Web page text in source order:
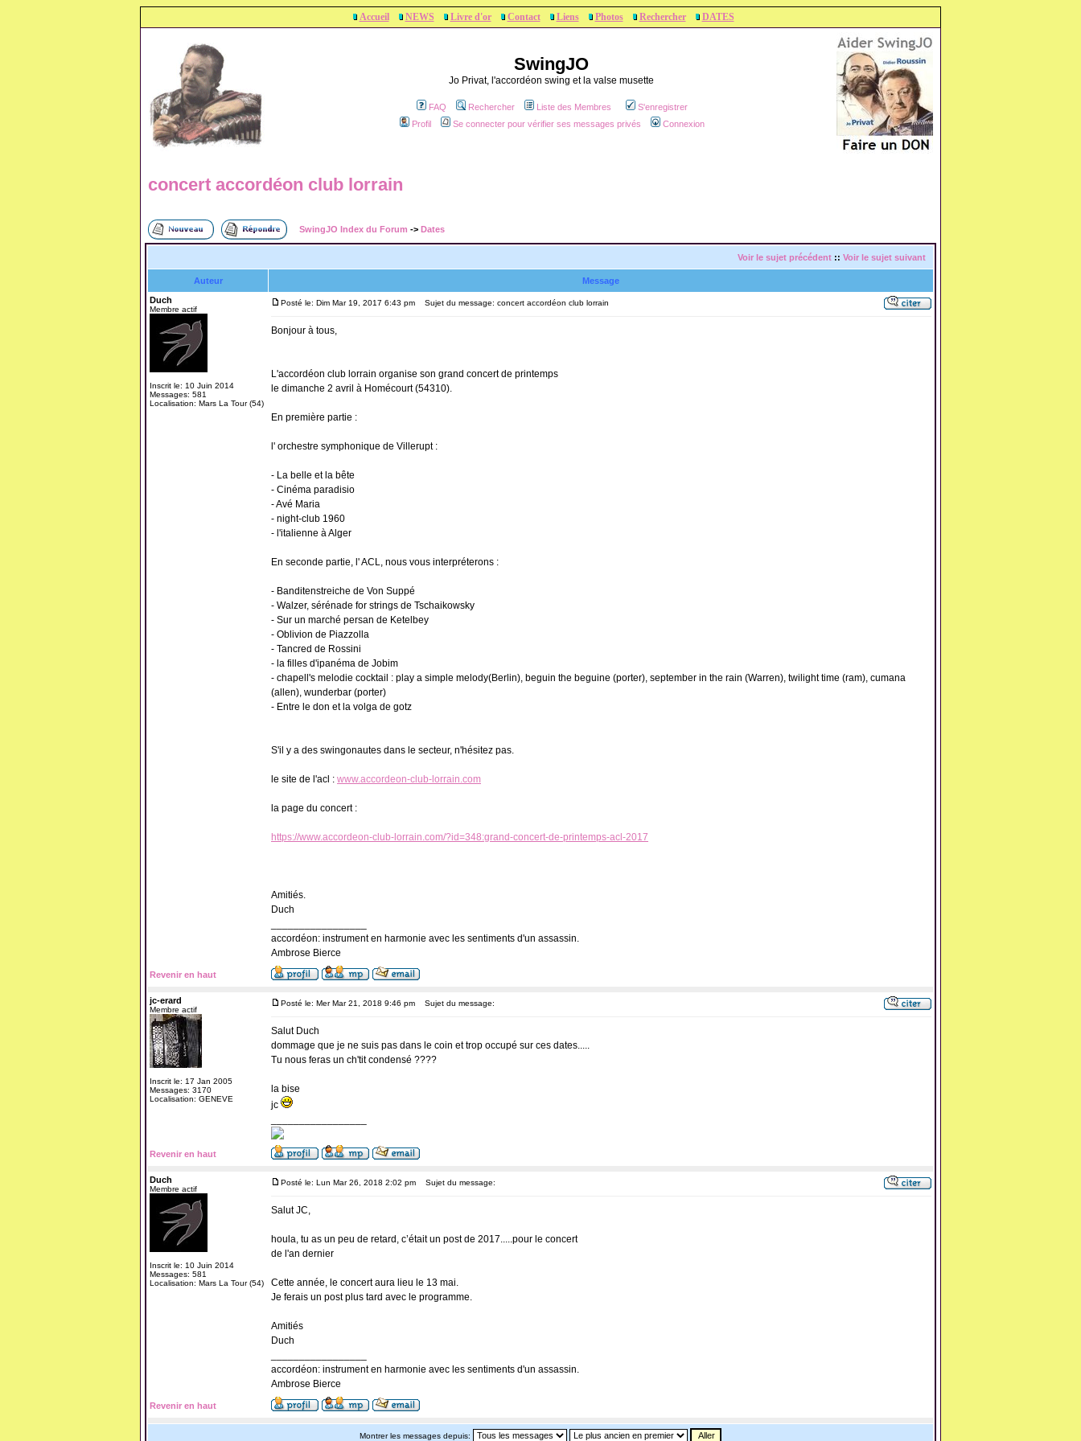
Accueil NEWS Livre d'or Contact Liens Photos Rechercher DATES
SwingJO
Jo Privat, l'accordéon swing et la valse musette
FAQ Rechercher Liste des Membres
S'enregistrer
Profil
Se connecter pour vérifier ses messages privés Connexion
concert accordéon club lorrain
SwingJO Index du Forum -> Dates
Voir le sujet précédent :: Voir le sujet suivant
Auteur
Message
Duch
Membre actif
Inscrit le: 10 Juin 2014
Messages: 581
Localisation: Mars La Tour (54)
Posté le: Dim Mar 19, 2017 6:43 pm Sujet du message: concert accordéon club lorrain
Bonjour à tous,
L'accordéon club lorrain organise son grand concert de printemps
le dimanche 2 avril à Homécourt (54310).
En première partie :
l' orchestre symphonique de Villerupt :
- La belle et la bête
- Cinéma paradisio
- Avé Maria
- night-club 1960
- l'italienne à Alger
En seconde partie, l' ACL, nous vous interpréterons :
- Banditenstreiche de Von Suppé
- Walzer, sérénade for strings de Tschaikowsky
- Sur un marché persan de Ketelbey
- Oblivion de Piazzolla
- Tancred de Rossini
- la filles d'ipanéma de Jobim
- chapell's melodie cocktail : play a simple melody(Berlin), beguin the beguine (porter), september in the rain (Warren), twilight time (ram), cumana
(allen), wunderbar (porter)
- Entre le don et la volga de gotz
S'il y a des swingonautes dans le secteur, n'hésitez pas.
le site de l'acl : www.accordeon-club-lorrain.com
la page du concert :
https://www.accordeon-club-lorrain.com/?id=348:grand-concert-de-printemps-acl-2017
Amitiés.
Duch
accordéon: instrument en harmonie avec les sentiments d'un assassin.
Ambrose Bierce
Revenir en haut
jc-erard
Membre actif
Inscrit le: 17 Jan 2005
Messages: 3170
Localisation: GENEVE
Posté le: Mer Mar 21, 2018 9:46 pm Sujet du message:
Salut Duch
dommage que je ne suis pas dans le coin et trop occupé sur ces dates.....
Tu nous feras un ch'tit condensé ????
la bise
jc
Revenir en haut
Duch
Membre actif
Inscrit le: 10 Juin 2014
Messages: 581
Localisation: Mars La Tour (54)
Posté le: Lun Mar 26, 2018 2:02 pm Sujet du message:
Salut JC,
houla, tu as un peu de retard, c’était un post de 2017.....pour le concert
de l'an dernier
Cette année, le concert aura lieu le 13 mai.
Je ferais un post plus tard avec le programme.
Amitiés
Duch
accordéon: instrument en harmonie avec les sentiments d'un assassin.
Ambrose Bierce
Revenir en haut
Montrer les messages depuis: